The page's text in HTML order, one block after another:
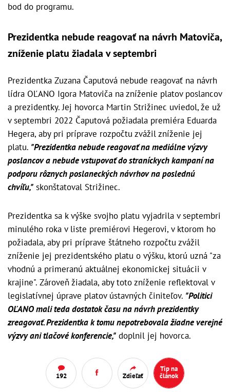
bod do programu.
Prezidentka nebude reagovať na návrh Matoviča,
zníženie platu žiadala v septembri
Prezidentka Zuzana Čaputová nebude reagovať na návrh
lídra OĽANO Igora Matoviča na zníženie platov poslancov
a prezidentky. Jej hovorca Martin Strižinec uviedol, že už
v septembri 2022 Čaputová požiadala premiéra Eduarda
Hegera, aby pri príprave rozpočtu zvážil zníženie jej
platu. "Prezidentka nebude reagovať na mediálne výzvy
poslancov a nebude vstupovať do straníckych kampaní na
podporu rôznych poslaneckých návrhov na poslednú
chvíľu," skonštatoval Strižinec.
Prezidentka sa k výške svojho platu vyjadrila v septembri
minulého roka v liste premiérovi Hegerovi, v ktorom ho
požiadala, aby pri príprave štátneho rozpočtu zvážil
zníženie jej prezidentského platu o výšku, ktorú uzná "za
vhodnú a primeranú aktuálnej ekonomickej situácii v
krajine". Zároveň žiadala, aby toto zníženie reflektoval v
legislatívnej úprave platov ústavných činiteľov. "Politici
OĽANO mali teda dostatok času na návrh prezidentky
zreagovať. Prezidentka k tomu nepotrebovala žiadne verejné
výzvy ani tlačové konferencie," doplnil jej hovorca.
192 Zdieľať
Tip na
článok